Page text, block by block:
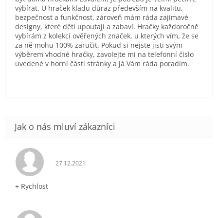
vybírat. U hraček kladu důraz především na kvalitu,
bezpečnost a funkčnost, zároveň mám ráda zajímavé
designy, které děti upoutají a zabaví. Hračky každoročně
vybírám z kolekcí ověřených značek, u kterých vím, že se
za ně mohu 100% zaručit. Pokud si nejste jisti svým
výběrem vhodné hračky, zavolejte mi na telefonní číslo
uvedené v horní části stránky a já Vám ráda poradím.
Hodnocení obchodu je 5 z 5 hvězdiček.
27.12.2021
+ Rychlost